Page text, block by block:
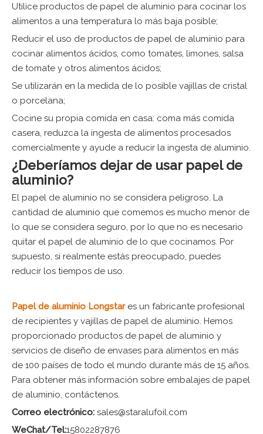
Utilice productos de papel de aluminio para cocinar los
alimentos a una temperatura lo más baja posible;
Reducir el uso de productos de papel de aluminio para
cocinar alimentos ácidos, como tomates, limones, salsa
de tomate y otros alimentos ácidos;
Se utilizarán en la medida de lo posible vajillas de cristal
o porcelana;
Cocine su propia comida en casa: coma más comida
casera, reduzca la ingesta de alimentos procesados ​​
comercialmente y ayude a reducir la ingesta de aluminio.
¿Deberíamos dejar de usar papel de
aluminio?
El papel de aluminio no se considera peligroso. La
cantidad de aluminio que comemos es mucho menor de
lo que se considera seguro, por lo que no es necesario
quitar el papel de aluminio de lo que cocinamos. Por
supuesto, si realmente estás preocupado, puedes
reducir los tiempos de uso.
Papel de aluminio Longstares un fabricante profesional
de recipientes y vajillas de papel de aluminio. Hemos
proporcionado productos de papel de aluminio y
servicios de diseño de envases para alimentos en más
de 100 países de todo el mundo durante más de 15 años.
Para obtener más información sobre embalajes de papel
de aluminio, contáctenos.
Correo electrónico: sales@staralufoil.com
WeChat/Tel:15802287876